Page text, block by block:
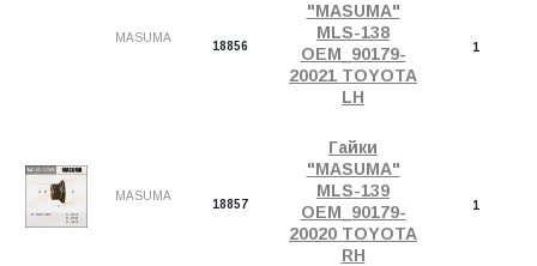
MASUMA
18856
"MASUMA"
MLS-138
OEM_90179-
20021 TOYOTA
LH
1
MASUMA
18857
Гайки
"MASUMA"
MLS-139
OEM_90179-
20020 TOYOTA
RH
1